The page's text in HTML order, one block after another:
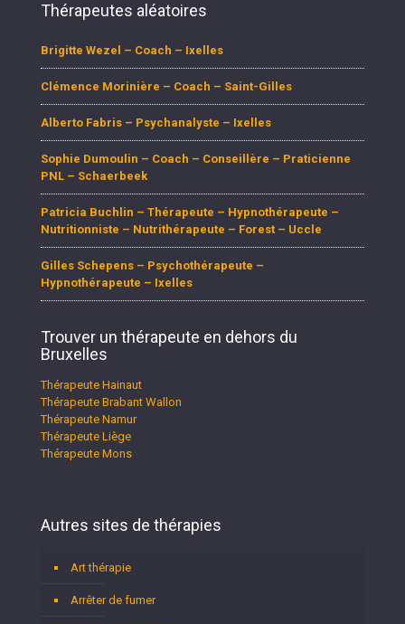
Thérapeutes aléatoires
Brigitte Wezel – Coach – Ixelles
Clémence Morinière – Coach – Saint-Gilles
Alberto Fabris – Psychanalyste – Ixelles
Sophie Dumoulin – Coach – Conseillère – Praticienne
PNL – Schaerbeek
Patricia Buchlin – Thérapeute – Hypnothérapeute –
Nutritionniste – Nutrithérapeute – Forest – Uccle
Gilles Schepens – Psychothérapeute –
Hypnothérapeute – Ixelles
Trouver un thérapeute en dehors du
Bruxelles
Thérapeute Hainaut
Thérapeute Brabant Wallon
Thérapeute Namur
Thérapeute Liège
Thérapeute Mons
Autres sites de thérapies
Art thérapie
Arrêter de fumer